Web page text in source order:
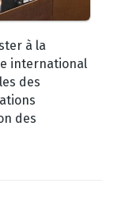
à la
international
des
des